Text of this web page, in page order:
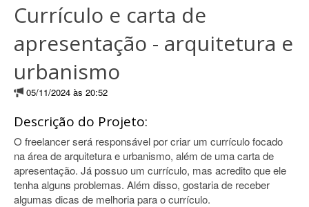
Currículo e carta de
apresentação - arquitetura e
urbanismo
05/11/2024 às 20:52
Descrição do Projeto:
O freelancer será responsável por criar um currículo focado
na área de arquitetura e urbanismo, além de uma carta de
apresentação. Já possuo um currículo, mas acredito que ele
tenha alguns problemas. Além disso, gostaria de receber
algumas dicas de melhoria para o currículo.